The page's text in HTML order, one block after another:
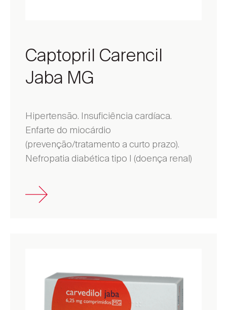
Captopril Carencil
Jaba MG
Hipertensão. Insuficiência cardíaca.
Enfarte do miocárdio
(prevenção/tratamento a curto prazo).
Nefropatia diabética tipo I (doença renal)